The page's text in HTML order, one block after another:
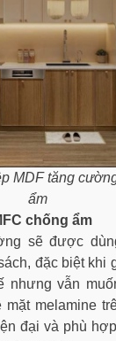
MDF tăng
ẩm
chống ẩm
sẽ được
đặc biệt khi
nhưng vẫn
melamine
đại và phù